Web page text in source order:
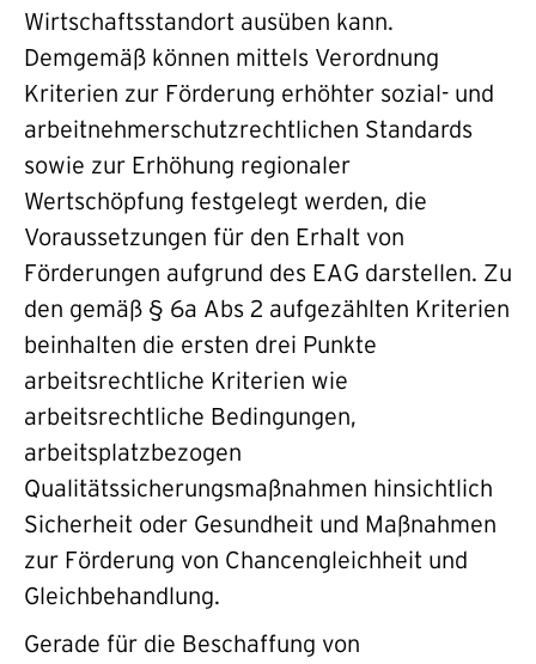
Wirtschaftsstandort ausüben kann.
Demgemäß können mittels Verordnung
Kriterien zur Förderung erhöhter sozial- und
arbeitnehmerschutzrechtlichen Standards
sowie zur Erhöhung regionaler
Wertschöpfung festgelegt werden, die
Voraussetzungen für den Erhalt von
Förderungen aufgrund des EAG darstellen. Zu
den gemäß § 6a Abs 2 aufgezählten Kriterien
beinhalten die ersten drei Punkte
arbeitsrechtliche Kriterien wie
arbeitsrechtliche Bedingungen,
arbeitsplatzbezogen
Qualitätssicherungsmaßnahmen hinsichtlich
Sicherheit oder Gesundheit und Maßnahmen
zur Förderung von Chancengleichheit und
Gleichbehandlung.
Gerade für die Beschaffung von